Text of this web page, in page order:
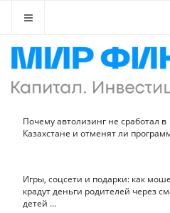
Почему автолизинг не сработал в
Казахстане и отменят ли
Игры, соцсети и подарки: как
крадут деньги родителей через
детей ...